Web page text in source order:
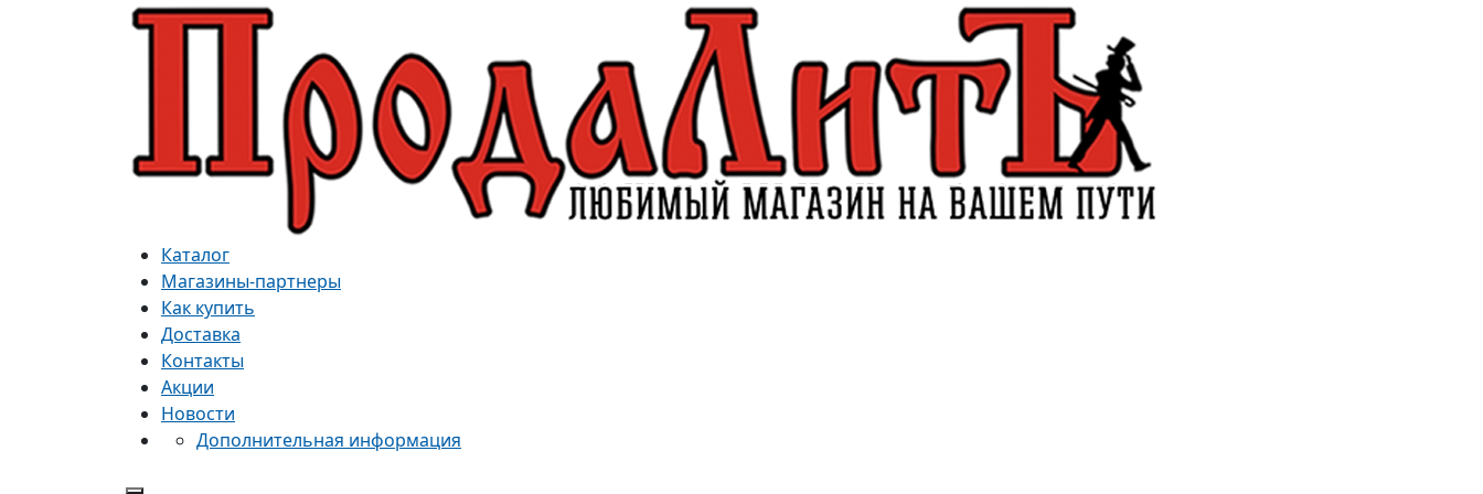
Каталог
Магазины-партнеры
Как купить
Доставка
Контакты
Акции
Новости
Дополнительная информация